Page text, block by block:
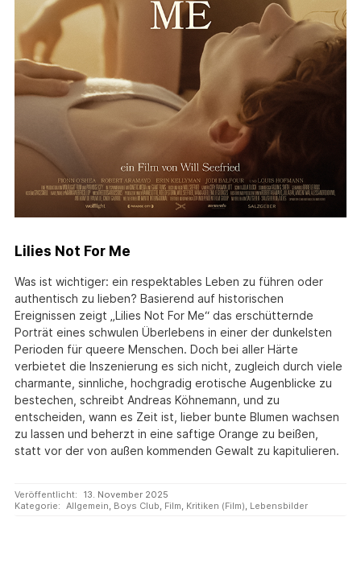
Lilies Not For Me
Was ist wichtiger: ein respektables Leben zu führen oder
authentisch zu lieben? Basierend auf historischen
Ereignissen zeigt „Lilies Not For Me“ das erschütternde
Porträt eines schwulen Überlebens in einer der dunkelsten
Perioden für queere Menschen. Doch bei aller Härte
verbietet die Inszenierung es sich nicht, zugleich durch viele
charmante, sinnliche, hochgradig erotische Augenblicke zu
bestechen, schreibt Andreas Köhnemann, und zu
entscheiden, wann es Zeit ist, lieber bunte Blumen wachsen
zu lassen und beherzt in eine saftige Orange zu beißen,
statt vor der von außen kommenden Gewalt zu kapitulieren.
Veröffentlicht:
13. November 2025
Kategorie: Allgemein, Boys Club, Film, Kritiken (Film), Lebensbilder